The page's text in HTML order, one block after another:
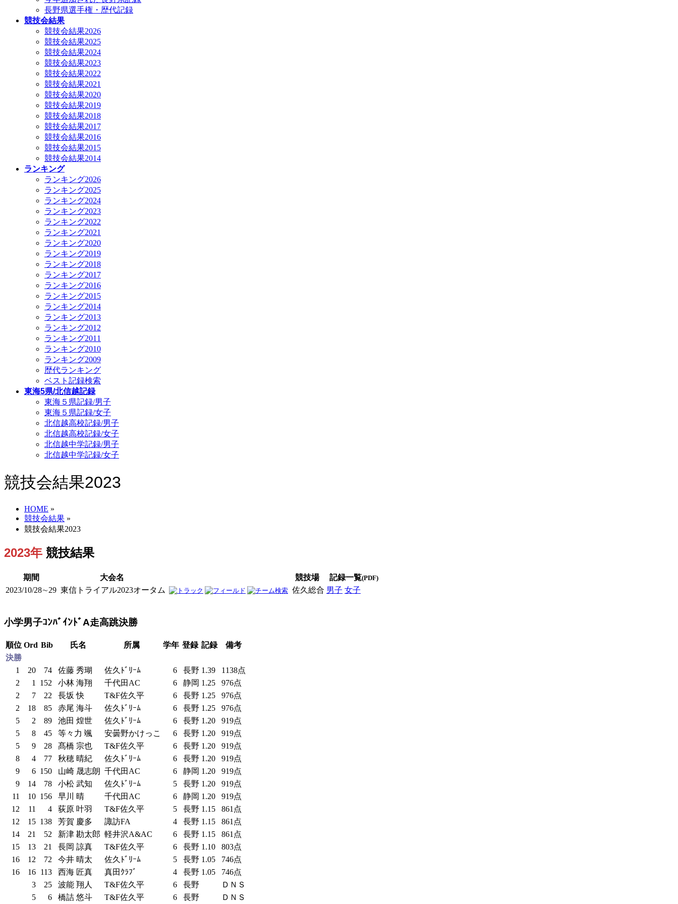
長野県選手権・歴代記録
競技会結果
競技会結果2026
競技会結果2025
競技会結果2024
競技会結果2023
競技会結果2022
競技会結果2021
競技会結果2020
競技会結果2019
競技会結果2018
競技会結果2017
競技会結果2016
競技会結果2015
競技会結果2014
ランキング
ランキング2026
ランキング2025
ランキング2024
ランキング2023
ランキング2022
ランキング2021
ランキング2020
ランキング2019
ランキング2018
ランキング2017
ランキング2016
ランキング2015
ランキング2014
ランキング2013
ランキング2012
ランキング2011
ランキング2010
ランキング2009
歴代ランキング
ベスト記録検索
東海5県/北信越記録
東海５県記録/男子
東海５県記録/女子
北信越高校記録/男子
北信越高校記録/女子
北信越中学記録/男子
北信越中学記録/女子
競技会結果2023
HOME »
競技会結果 »
競技会結果2023
2023年 競技結果
期間 大会名 競技場 記録一覧(PDF)
2023/10/28∼29 東信トライアル2023オータム 佐久総合 男子 女子
小学男子ｺﾝﾊﾞｲﾝﾄﾞA走高跳決勝
順位 Ord Bib 氏名 所属 学年 登録 記録
備考
決勝
1
20 74 佐藤 秀瑚 佐久ﾄﾞﾘｰﾑ 6 長野 1.39
1138点
2
1 152 小林 海翔 千代田AC 6 静岡 1.25
976点
2
7 22 長坂 快 T&F佐久平 6 長野 1.25
976点
2
18 85 赤尾 海斗 佐久ﾄﾞﾘｰﾑ 6 長野 1.25
976点
5
2 89 池田 煌世 佐久ﾄﾞﾘｰﾑ 6 長野 1.20
919点
5
8 45 等々力 颯 安曇野かけっこ 6 長野 1.20
919点
5
9 28 髙橋 宗也 T&F佐久平 6 長野 1.20
919点
8
4 77 秋穂 晴紀 佐久ﾄﾞﾘｰﾑ 6 長野 1.20
919点
9
6 150 山崎 晟志朗 千代田AC 6 静岡 1.20
919点
9
14 78 小松 武知 佐久ﾄﾞﾘｰﾑ 5 長野 1.20
919点
11
10 156 早川 晴 千代田AC 6 静岡 1.20
919点
12
11 4 荻原 叶羽 T&F佐久平 5 長野 1.15
861点
12
15 138 芳賀 慶多 諏訪FA 4 長野 1.15
861点
14
21 52 新津 勘太郎 軽井沢A&AC 6 長野 1.15
861点
15
13 21 長岡 諒真 T&F佐久平 6 長野 1.10
803点
16
12 72 今井 晴太 佐久ﾄﾞﾘｰﾑ 5 長野 1.05
746点
16
16 113 西海 匠真 真田ｸﾗﾌﾞ 4 長野 1.05
746点
3
25 波能 翔人 T&F佐久平 6 長野
ＤＮＳ
5
6 橋詰 悠斗 T&F佐久平 6 長野
ＤＮＳ